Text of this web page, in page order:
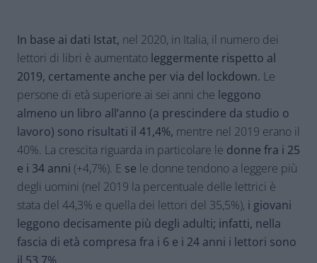
In base ai dati Istat, nel 2020, in Italia, il numero dei
lettori di libri è aumentato leggermente rispetto al
2019, certamente anche per via del lockdown. Le
persone di età superiore ai sei anni che leggono
almeno un libro all’anno (a prescindere da studio o
lavoro) sono risultati il 41,4%, mentre nel 2019 erano il
40%. La crescita riguarda in particolare le donne fra i 25
e i 34 anni (+4,7%). E se le donne tendono a leggere più
degli uomini (nel 2019 la percentuale delle lettrici è
stata del 44,3% e quella dei lettori del 35,5%), i giovani
leggono decisamente più degli adulti; infatti, nella
fascia di età compresa fra i 6 e i 24 anni i lettori sono